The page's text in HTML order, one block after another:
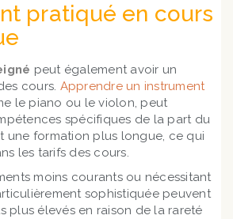
pratiqué en cours
peut également avoir un
cours. Apprendre un instrument
le piano ou le violon, peut
spécifiques de la part du
une formation plus longue, ce qui
les tarifs des cours.
moins courants ou nécessitant
sophistiquée peuvent
plus élevés en raison de la rareté